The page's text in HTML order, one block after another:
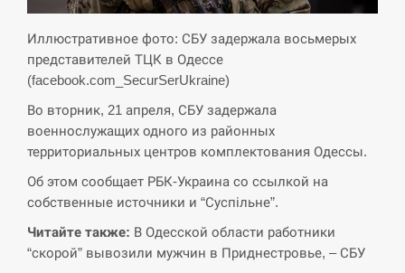
14:53
Экс-послу в США Стефанишиной вручили новое
подозрение и избирают меру…
СЕРПЕНЬ
У Росії розгортається ракетний підрозділ КНДР –
Reuters
СЕРПЕНЬ
14:23
Поставки ракет для ПВО сократились втрое,
хотя у партнеров они…
Иллюстративное фото: СБУ задержала восьмерых
представителей ТЦК в Одессе
(facebook.com_SecurSerUkraine)
Во вторник, 21 апреля, СБУ задержала
военнослужащих одного из районных
территориальных центров комплектования Одессы.
Об этом сообщает РБК-Украина со ссылкой на
собственные источники и “Суспільне”.
Читайте также: В Одесской области работники
“скорой” вывозили мужчин в Приднестровье, – СБУ